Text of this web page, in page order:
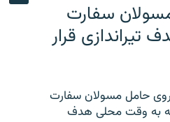
سفارت
تیراندازی قرار
حامل مسولان سفارت
به وقت محلی هدف